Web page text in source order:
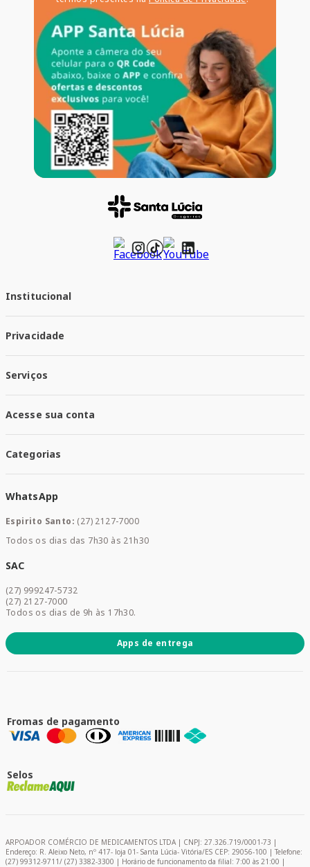
Institucional
Trabalhe conosco
Responsabilidade Social
Nossas Lojas
Privacidade
Política de Entrega
Trocas e Devoluções
Serviços
Santa Mais Exames
Santa Mais Serviços
Santa Mais Convenios
Acesse sua conta
Meus Pedidos
Categorias
Saúde e Bem-estar
Mamães e Bebê
Dermocosméticos
Promoções
WhatsApp
Espirito Santo: (27) 2127-7000
Todos os dias das 7h30 às 21h30
SAC
(27) 999247-5732
(27) 2127-7000
Todos os dias de 9h às 17h30.
Apps de entrega
Fromas de pagamento
Selos
ARPOADOR COMÉRCIO DE MEDICAMENTOS LTDA | CNPJ: 27.326.719/0001-73 |
Endereço: R. Aleixo Neto, nº 417- loja 01- Santa Lúcia- Vitória/ES CEP: 29056-100 | Telefone:
(27) 99312-9711/ (27) 3382-3300 | Horário de funcionamento da filial: 7:00 às 21:00 |